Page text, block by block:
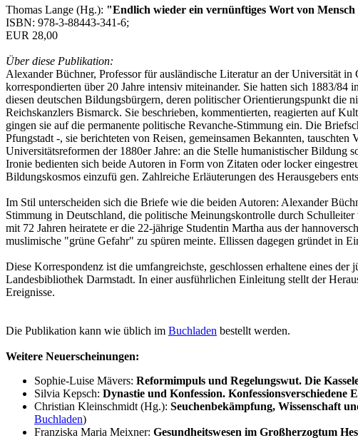
Thomas Lange (Hg.): "Endlich wieder ein vernünftiges Wort von
ISBN: 978-3-88443-341-6;
EUR 28,00
Über diese Publikation:
Alexander Büchner, Professor für ausländische Literatur an der Universität
korrespondierten über 20 Jahre intensiv miteinander. Sie hatten sich 1883/
diesen deutschen Bildungsbürgern, deren politischer Orientierungspunkt
Reichskanzlers Bismarck. Sie beschrieben, kommentierten, reagierten auf
gingen sie auf die permanente politische Revanche-Stimmung ein. Die
Pfungstadt -, sie berichteten von Reisen, gemeinsamen Bekannten,
Universitätsreformen der 1880er Jahre: an die Stelle humanistischer
Ironie bedienten sich beide Autoren in Form von Zitaten oder locker
Bildungskosmos einzufü gen. Zahlreiche Erläuterungen des Herausgebers
Im Stil unterscheiden sich die Briefe wie die beiden Autoren: Alexander
Stimmung in Deutschland, die politische Meinungskontrolle durch
mit 72 Jahren heiratete er die 22-jährige Studentin Martha aus der
muslimische "grüne Gefahr" zu spüren meinte. Ellissen dagegen gründet in
Diese Korrespondenz ist die umfangreichste, geschlossen erhaltene eines
Landesbibliothek Darmstadt. In einer ausführlichen Einleitung stellt der
Ereignisse.
Die Publikation kann wie üblich im Buchladen bestellt werden.
Weitere Neuerscheinungen:
Sophie-Luise Mävers: Reformimpuls und Regelungswut. Die
Silvia Kepsch: Dynastie und Konfession. Konfessionsverschiedene
Christian Kleinschmidt (Hg.): Seuchenbekämpfung, Wissenschaft
Buchladen)
Franziska Maria Meixner: Gesundheitswesen im Großherzogtum